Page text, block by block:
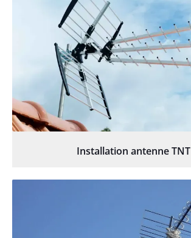
Installation antenne TNT